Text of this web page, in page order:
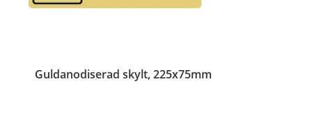
Guldanodiserad skylt, 225x75mm